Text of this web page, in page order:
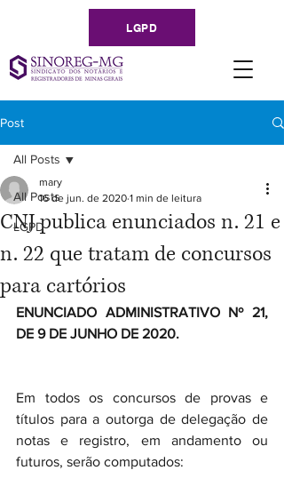
LGPD
Post
All Posts
LGPD
All Posts
CNJ publica enunciados n. 21 e
n. 22 que tratam de concursos
para cartórios
mary
16 de jun. de 2020 1 min de leitura
ENUNCIADO ADMINISTRATIVO Nº 21,
DE 9 DE JUNHO DE 2020.
Em todos os concursos de provas e
títulos para a outorga de delegação de
notas e registro, em andamento ou
futuros, serão computados: